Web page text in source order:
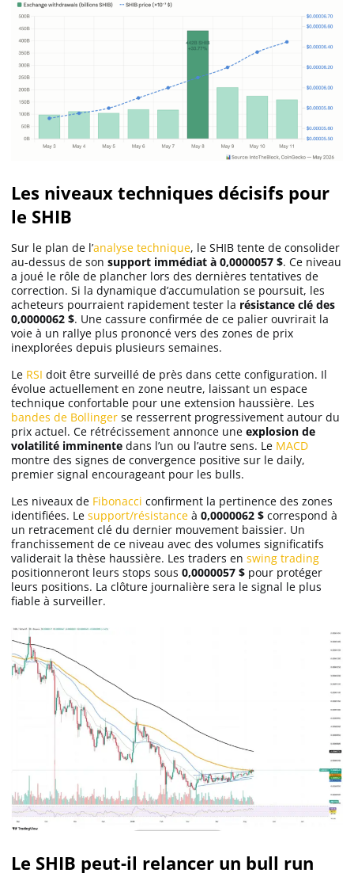
Meilleurs wallets
Les niveaux techniques décisifs pour
le SHIB
Sur le plan de l’analyse technique, le SHIB tente de consolider
au-dessus de son support immédiat à 0,0000057 $. Ce niveau
a joué le rôle de plancher lors des dernières tentatives de
correction. Si la dynamique d’accumulation se poursuit, les
acheteurs pourraient rapidement tester la résistance clé des
0,0000062 $. Une cassure confirmée de ce palier ouvrirait la
voie à un rallye plus prononcé vers des zones de prix
inexplorées depuis plusieurs semaines.
Le RSI doit être surveillé de près dans cette configuration. Il
évolue actuellement en zone neutre, laissant un espace
technique confortable pour une extension haussière. Les
bandes de Bollinger se resserrent progressivement autour du
prix actuel. Ce rétrécissement annonce une explosion de
volatilité imminente dans l’un ou l’autre sens. Le MACD
montre des signes de convergence positive sur le daily,
premier signal encourageant pour les bulls.
Les niveaux de Fibonacci confirment la pertinence des zones
identifiées. Le support/résistance à 0,0000062 $ correspond à
un retracement clé du dernier mouvement baissier. Un
franchissement de ce niveau avec des volumes significatifs
validerait la thèse haussière. Les traders en swing trading
positionneront leurs stops sous 0,0000057 $ pour protéger
leurs positions. La clôture journalière sera le signal le plus
fiable à surveiller.
Le SHIB peut-il relancer un bull run